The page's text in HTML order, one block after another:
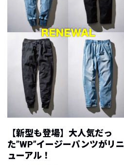
【新型も登場】大人気だっ
た”WP”イージーパンツがリニ
ューアル！